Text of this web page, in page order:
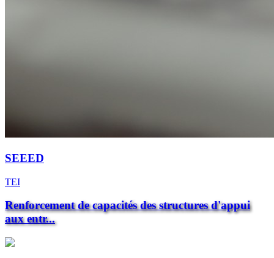
SEEED
TEI
Renforcement de capacités des structures d'appui
aux entr...